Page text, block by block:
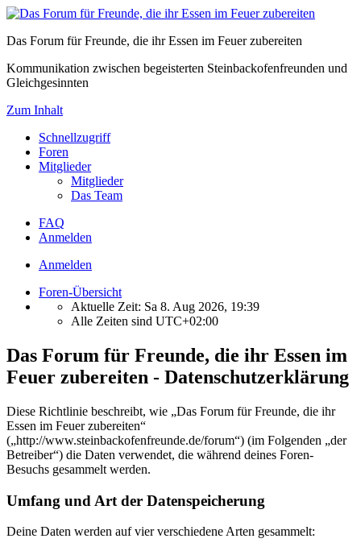
Das Forum für Freunde, die ihr Essen im Feuer zubereiten
Kommunikation zwischen begeisterten Steinbackofenfreunden und
Gleichgesinnten
Zum Inhalt
Schnellzugriff
Foren
Mitglieder
Mitglieder
Das Team
FAQ
Anmelden
Anmelden
Foren-Übersicht
Aktuelle Zeit: Sa 8. Aug 2026, 19:39
Alle Zeiten sind UTC+02:00
Das Forum für Freunde, die ihr Essen im
Feuer zubereiten - Datenschutzerklärung
Diese Richtlinie beschreibt, wie „Das Forum für Freunde, die ihr
Essen im Feuer zubereiten“
(„http://www.steinbackofenfreunde.de/forum“) (im Folgenden „der
Betreiber“) die Daten verwendet, die während deines Foren-
Besuchs gesammelt werden.
Umfang und Art der Datenspeicherung
Deine Daten werden auf vier verschiedene Arten gesammelt: